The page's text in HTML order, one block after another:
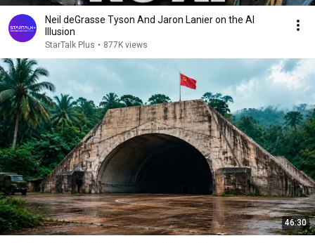
Neil deGrasse Tyson And Jaron Lanier on the AI
Illusion
StarTalk Plus • 877K views
46:30